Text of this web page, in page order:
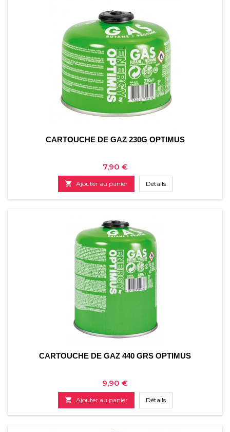
CARTOUCHE DE GAZ 230G OPTIMUS
Prix
7,90 €
 Ajouter au panier Détails
CARTOUCHE DE GAZ 440 GRS OPTIMUS
Prix
9,90 €
 Ajouter au panier Détails